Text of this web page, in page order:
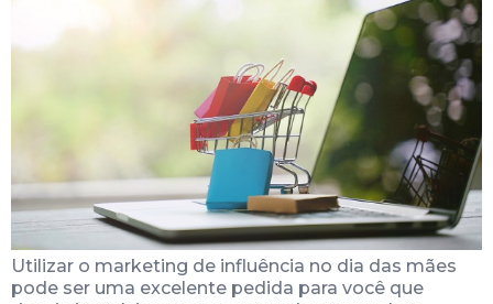
Utilizar o marketing de influência no dia das mães
pode ser uma excelente pedida para você que